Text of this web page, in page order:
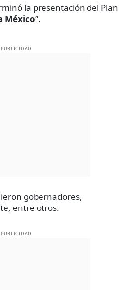
la presentación del Plan
México”.
PUBLICIDAD
gobernadores,
entre otros.
PUBLICIDAD